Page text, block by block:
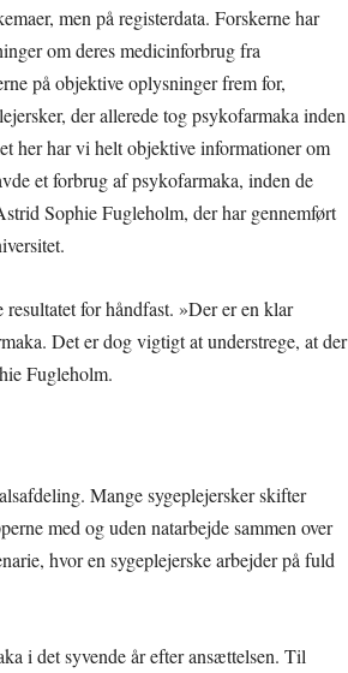
men på registerdata. Forskerne har
om deres medicinforbrug fra
på objektive oplysninger frem for,
der allerede tog psykofarmaka inden
her har vi helt objektive informationer om
et forbrug af psykofarmaka, inden de
Sophie Fugleholm, der har gennemført
for håndfast. »Der er en klar
Det er dog vigtigt at understrege, at der
Fugleholm.
Mange sygeplejersker skifter
med og uden natarbejde sammen over
hvor en sygeplejerske arbejder på fuld
i det syvende år efter ansættelsen. Til